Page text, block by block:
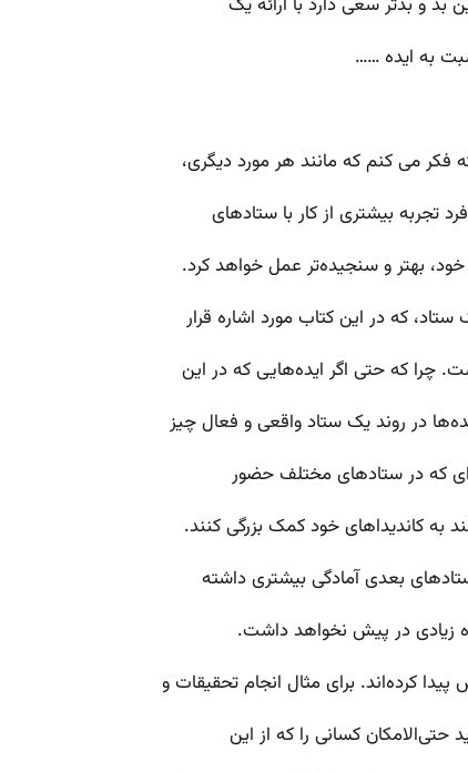
بد و بدتر سعی دارد با ارائه یک
به ایده ……
فکر می کنم که مانند هر مورد دیگری،
تجربه بیشتری از کار با ستاد‌های
بهتر و سنجیده‌تر عمل خواهد کرد.
که در این کتاب مورد اشاره قرار
چرا که حتی اگر ایده‌هایی که در این
در روند یک ستاد واقعی و فعال چیز
که در ستادهای مختلف حضور
به کاندیداهای خود کمک بزرگی کنند.
بعدی آمادگی بیشتری داشته
زیادی در پیش نخواهد داشت.
کرده‌اند. برای مثال انجام تحقیقات و
کسانی را که از این